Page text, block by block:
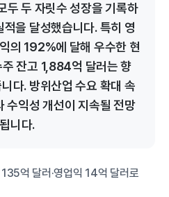
두 두 자릿수 성장을 기록하
을 달성했습니다. 특히 영
의 192%에 달해 우수한 현
잔고 1,884억 달러는 향
다. 방위산업 수요 확대 속
수익성 개선이 지속될 전망
니다.
억 달러·영업익 14억 달러로